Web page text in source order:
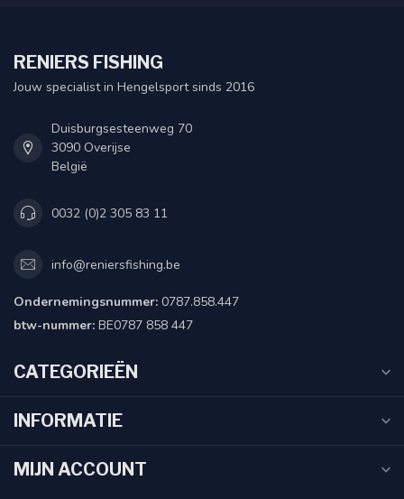
RENIERS FISHING
Jouw specialist in Hengelsport sinds 2016
Duisburgsesteenweg 70
3090 Overijse
België
0032 (0)2 305 83 11
info@reniersfishing.be
Ondernemingsnummer: 0787.858.447
btw-nummer: BE0787 858 447
CATEGORIEËN
INFORMATIE
MIJN ACCOUNT